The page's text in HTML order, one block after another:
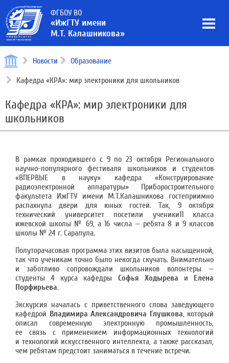
ФГБОУ ВО
«ИжГТУ имени
М.Т. Калашникова»
Новости Образование
Кафедра «КРА»: мир электроники для школьников
Кафедра «КРА»: мир электроники для
школьников
В рамках проходившего с 9 по 23 октября Регионального
научно-популярного фестиваля школьников и студентов
«ВПЕРВЫЕ в науку» кафедра «Конструирование
радиоэлектронной аппаратуры» Приборостроительного
факультета ИжГТУ имени М.Т.Калашникова гостеприимно
распахнула двери для юных гостей. Так, 9 октября
технический университет посетили ученики11 класса
ижевской школы № 69, а 16 числа — ребята 8 и 9 классов
школы № 24 г. Сарапула.
Полуторачасовая программа этих визитов была насыщенной,
так что ученикам точно было некогда скучать. Внимательно
и заботливо сопровождали школьников волонтеры —
студенты 4 курса кафедры Софья Ходырева и Елена
Порфирьева.
Экскурсия началась с приветственного слова заведующего
кафедрой Владимира Александровича Глушкова, который
описал современную электронную промышленность,
ее связь с применением информационных технологий
и технологий искусственного интеллекта, а также рассказал,
чем ребятам предстоит заниматься в течение встречи.